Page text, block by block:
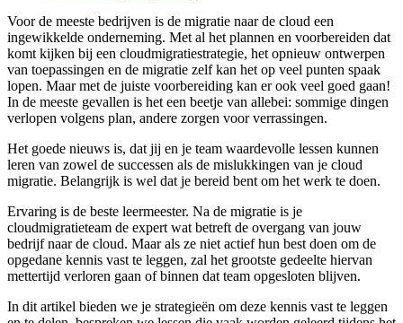
Voor de meeste bedrijven is de migratie naar de cloud een
ingewikkelde onderneming. Met al het plannen en voorbereiden dat
komt kijken bij een cloudmigratiestrategie, het opnieuw ontwerpen
van toepassingen en de migratie zelf kan het op veel punten spaak
lopen. Maar met de juiste voorbereiding kan er ook veel goed gaan!
In de meeste gevallen is het een beetje van allebei: sommige dingen
verlopen volgens plan, andere zorgen voor verrassingen.
Het goede nieuws is, dat jij en je team waardevolle lessen kunnen
leren van zowel de successen als de mislukkingen van je cloud
migratie. Belangrijk is wel dat je bereid bent om het werk te doen.
Ervaring is de beste leermeester. Na de migratie is je
cloudmigratieteam de expert wat betreft de overgang van jouw
bedrijf naar de cloud. Maar als ze niet actief hun best doen om de
opgedane kennis vast te leggen, zal het grootste gedeelte hiervan
mettertijd verloren gaan of binnen dat team opgesloten blijven.
In dit artikel bieden we je strategieën om deze kennis vast te leggen